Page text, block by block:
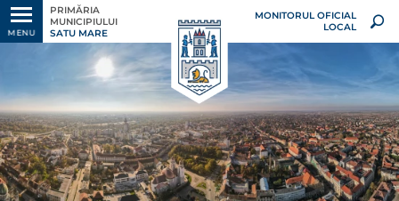
MENU
PRIMĂRIA
MUNICIPIULUI
SATU MARE
MONITORUL OFICIAL
LOCAL